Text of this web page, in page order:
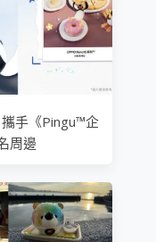
手《Pingu™企
周邊